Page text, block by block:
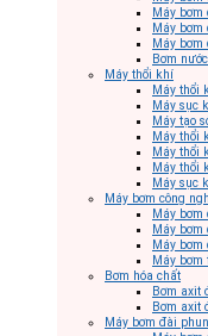
Máy bơm
Máy
Máy bơm
Bơm
Máy thổi khí
Máy thổi
Máy sục
Máy tạo
Máy thổi
Máy thổi
Máy thổi
Máy sục
Máy bơm công
Máy bơm
Máy bơm
Máy bơm
Máy
Bơm hóa chất
Bơm axit
Bơm axit
Máy bơm đài